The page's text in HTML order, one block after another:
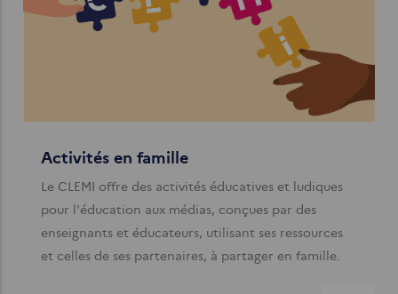
Activités en famille
Le CLEMI offre des activités éducatives et ludiques
pour l'éducation aux médias, conçues par des
enseignants et éducateurs, utilisant ses ressources
et celles de ses partenaires, à partager en famille.